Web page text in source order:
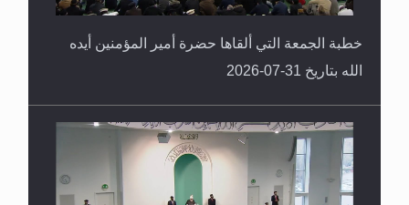
خطبة الجمعة التي ألقاها حضرة أمير المؤمنين أيده
الله بتاريخ 31-07-2026